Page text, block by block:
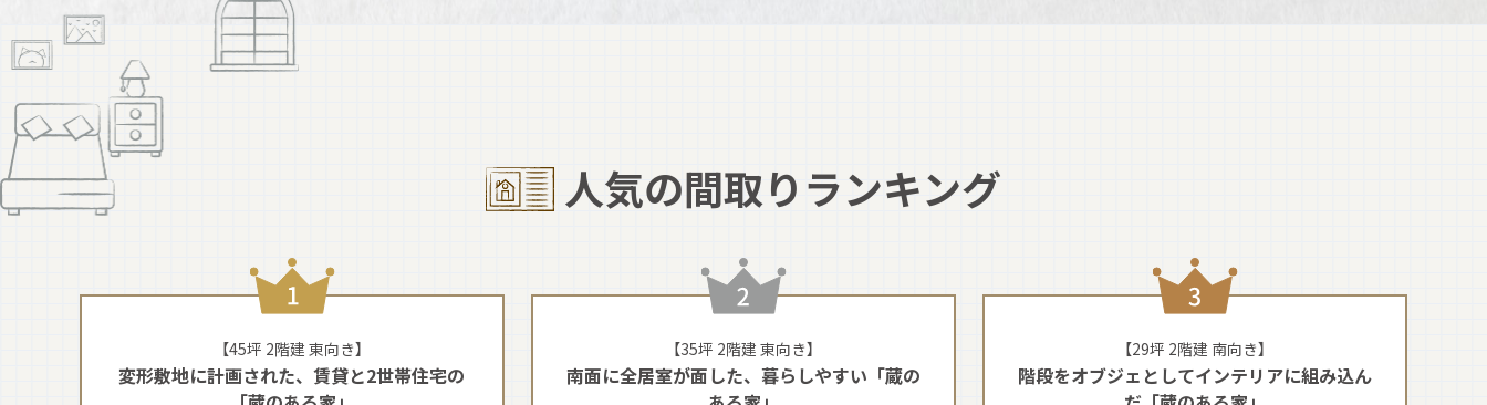
人気の間取りランキング
【45坪 2階建 東向き】
変形敷地に計画された、賃貸と2世帯住宅の
【35坪 2階建 東向き】
南面に全居室が面した、暮らしやすい「蔵の
【29坪 2階建 南向き】
階段をオブジェとしてインテリアに組み込ん